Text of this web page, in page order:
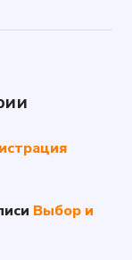
Выбор и